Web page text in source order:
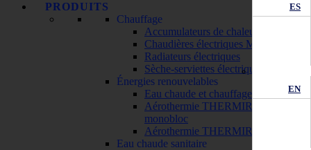
ES
EN
PRODUITS
Chauffage
Accumulateurs de chaleur ECOMBI
Chaudières électriques MATTIRA
Radiateurs électriques
Sèche-serviettes électriques
Énergies renouvelables
Eau chaude et chauffage solaire
Aérothermie THERMIRA
monobloc
Aérothermie THERMIRA bibloc
Eau chaude sanitaire